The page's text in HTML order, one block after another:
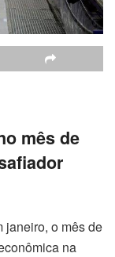
mês de
janeiro, o mês de
na